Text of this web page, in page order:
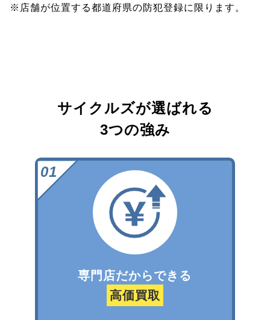
※店舗が位置する都道府県の防犯登録に限ります。
サイクルズが選ばれる
3つの強み
専門店だからできる
高価買取